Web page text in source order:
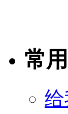
常